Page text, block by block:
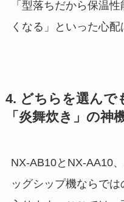
「型落ちだから保温
くなる」といった心配
4. どちらを選んで
「炎舞炊き」の神
NX-AB10とNX-AA10
ッグシップ機ならで